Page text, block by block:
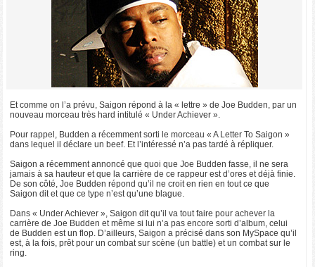
Et comme on l’a prévu, Saigon répond à la « lettre » de Joe Budden, par un
nouveau morceau très hard intitulé « Under Achiever ».
Pour rappel, Budden a récemment sorti le morceau « A Letter To Saigon »
dans lequel il déclare un beef. Et l’intéressé n’a pas tardé à répliquer.
Saigon a récemment annoncé que quoi que Joe Budden fasse, il ne sera
jamais à sa hauteur et que la carrière de ce rappeur est d’ores et déjà finie.
De son côté, Joe Budden répond qu’il ne croit en rien en tout ce que
Saigon dit et que ce type n’est qu’une blague.
Dans « Under Achiever », Saigon dit qu’il va tout faire pour achever la
carrière de Joe Budden et même si lui n’a pas encore sorti d’album, celui
de Budden est un flop. D’ailleurs, Saigon a précisé dans son MySpace qu’il
est, à la fois, prêt pour un combat sur scène (un battle) et un combat sur le
ring.